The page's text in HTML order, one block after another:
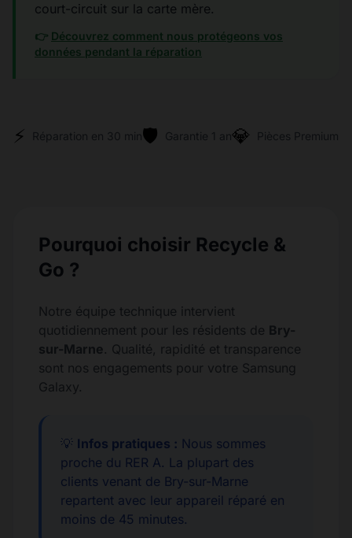
court-circuit sur la carte mère.
👉 Découvrez comment nous protégeons vos
données pendant la réparation
⚡ Réparation en 30 min🛡️ Garantie 1 an💎 Pièces Premium
Pourquoi choisir Recycle &
Go ?
Notre équipe technique intervient
quotidiennement pour les résidents de Bry-
sur-Marne. Qualité, rapidité et transparence
sont nos engagements pour votre Samsung
Galaxy.
💡 Infos pratiques : Nous sommes
proche du RER A. La plupart des
clients venant de Bry-sur-Marne
repartent avec leur appareil réparé en
moins de 45 minutes.